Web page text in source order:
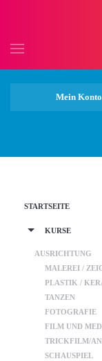
Mein Konto
STARTSEITE
KURSE
AUSRICHTUNG
MALEREI /
PLASTIK /
TANZEN
FOTOGRAFIE
FILM UND
TRICKFILM/
SCHAUSPIEL